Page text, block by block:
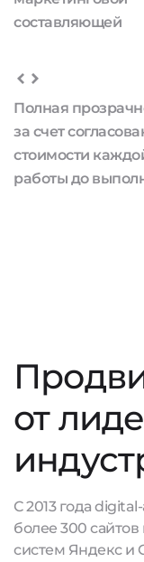
составляющей
Полная
за счет
стоимости
работы до
от
С 2013 года
более 300
систем Яндекс и